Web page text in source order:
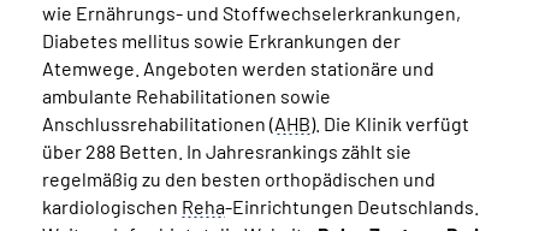
wie Ernährungs- und Stoffwechselerkrankungen,
Diabetes mellitus sowie Erkrankungen der
Atemwege. Angeboten werden stationäre und
ambulante Rehabilitationen sowie
Anschlussrehabilitationen (AHB). Die Klinik verfügt
über 288 Betten. In Jahresrankings zählt sie
regelmäßig zu den besten orthopädischen und
kardiologischen Reha-Einrichtungen Deutschlands.